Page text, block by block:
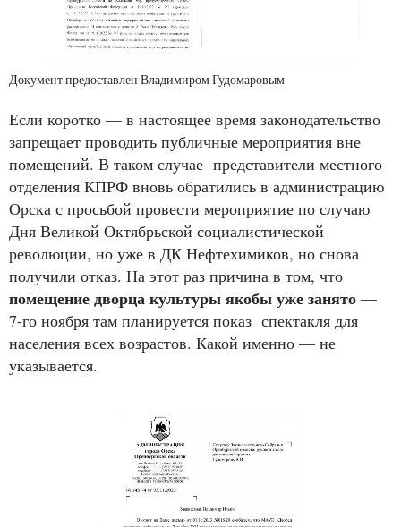
Документ предоставлен Владимиром Гудомаровым
Если коротко — в настоящее время законодательство
запрещает проводить публичные мероприятия вне
помещений. В таком случае представители местного
отделения КПРФ вновь обратились в администрацию
Орска с просьбой провести мероприятие по случаю
Дня Великой Октябрьской социалистической
революции, но уже в ДК Нефтехимиков, но снова
получили отказ. На этот раз причина в том, что
помещение дворца культуры якобы уже занято —
7-го ноября там планируется показ спектакля для
населения всех возрастов. Какой именно — не
указывается.